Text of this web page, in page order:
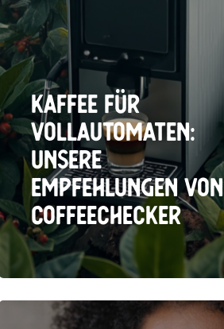
Kaffee für
Vollautomaten:
Unsere
Empfehlungen von
Coffeechecker